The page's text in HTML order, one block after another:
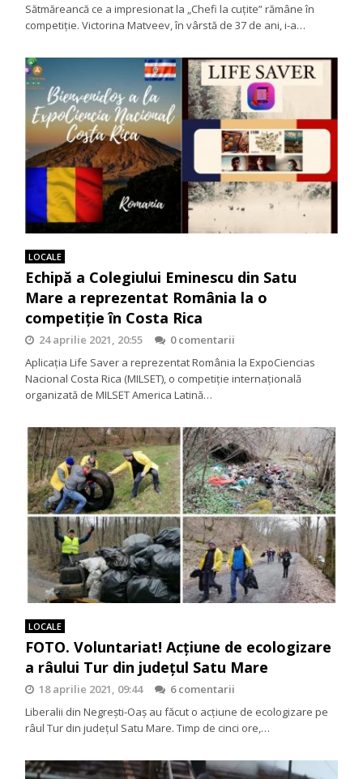
Sătmăreancă ce a impresionat la „Chefi la cuțite” rămâne în
competiție. Victorina Matveev, în vârstă de 37 de ani, i-a…
LOCALE
Echipă a Colegiului Eminescu din Satu
Mare a reprezentat România la o
competiție în Costa Rica
24 aprilie 2021, 20:55
0 comentarii
Aplicația Life Saver a reprezentat România la ExpoCiencias
Nacional Costa Rica (MILSET), o competiție internațională
organizată de MILSET America Latină…
LOCALE
FOTO. Voluntariat! Acțiune de ecologizare
a râului Tur din județul Satu Mare
18 aprilie 2021, 09:44
6 comentarii
Liberalii din Negrești-Oaș au făcut o acțiune de ecologizare pe
râul Tur din județul Satu Mare. Timp de cinci ore,…